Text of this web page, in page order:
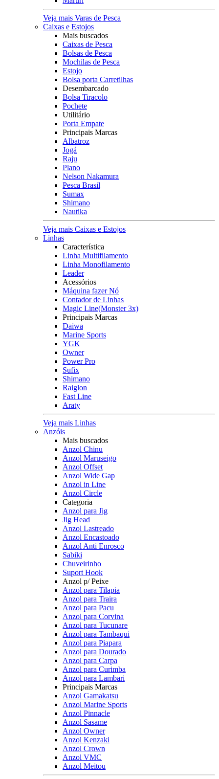
Veja mais Varas de Pesca
Caixas e Estojos
Mais buscados
Caixas de Pesca
Bolsas de Pesca
Mochilas de Pesca
Estojo
Bolsa porta Carretilhas
Desembarcado
Bolsa Tiracolo
Pochete
Utilitário
Porta Empate
Principais Marcas
Albatroz
Jogá
Raju
Plano
Nelson Nakamura
Pesca Brasil
Sumax
Shimano
Nautika
Veja mais Caixas e Estojos
Linhas
Característica
Linha Multifilamento
Linha Monofilamento
Leader
Acessórios
Máquina fazer Nó
Contador de Linhas
Magic Line(Monster 3x)
Principais Marcas
Daiwa
Marine Sports
YGK
Owner
Power Pro
Sufix
Shimano
Raiglon
Fast Line
Araty
Veja mais Linhas
Anzóis
Mais buscados
Anzol Chinu
Anzol Maruseigo
Anzol Offset
Anzol Wide Gap
Anzol in Line
Anzol Circle
Categoria
Anzol para Jig
Jig Head
Anzol Lastreado
Anzol Encastoado
Anzol Anti Enrosco
Sabiki
Chuveirinho
Suport Hook
Anzol p/ Peixe
Anzol para Tilapia
Anzol para Traira
Anzol para Pacu
Anzol para Corvina
Anzol para Tucunare
Anzol para Tambaqui
Anzol para Piapara
Anzol para Dourado
Anzol para Carpa
Anzol para Curimba
Anzol para Lambari
Principais Marcas
Anzol Gamakatsu
Anzol Marine Sports
Anzol Pinnacle
Anzol Sasame
Anzol Owner
Anzol Kenzaki
Anzol Crown
Anzol VMC
Anzol Meitou